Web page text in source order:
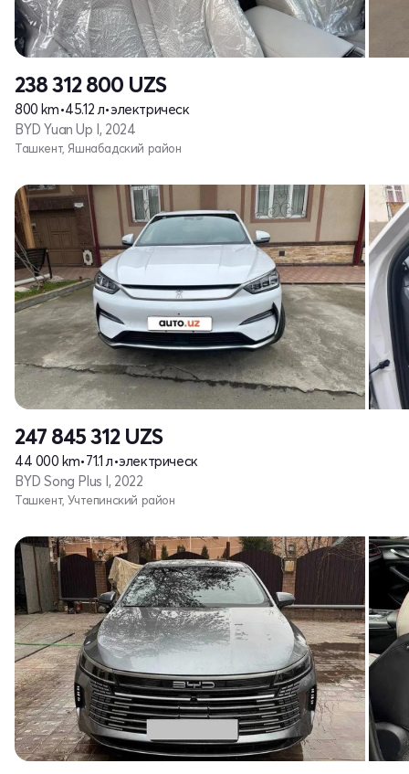
238 312 800 UZS
800 km•45.12 л•электрическ
BYD Yuan Up I, 2024
Ташкент, Яшнабадский район
247 845 312 UZS
44 000 km•71.1 л•электрическ
BYD Song Plus I, 2022
Ташкент, Учтепинский район